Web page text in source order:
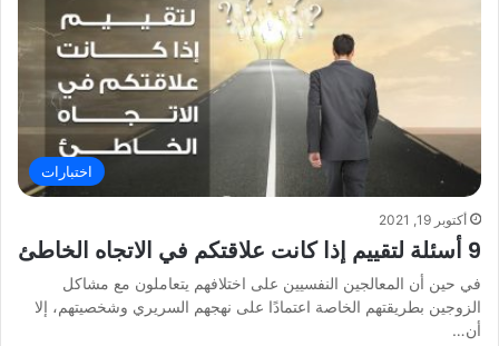
اختبارات
أكتوبر 19, 2021
9 أسئلة لتقييم إذا كانت علاقتكم في الاتجاه الخاطئ
في حين أن المعالجين النفسيين على اختلافهم يتعاملون مع مشاكل
الزوجين بطريقتهم الخاصة اعتمادًا على نهجهم السريري وشخصيتهم، إلا
أن…